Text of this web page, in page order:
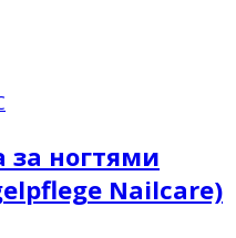
за ногтями
Nailcare)